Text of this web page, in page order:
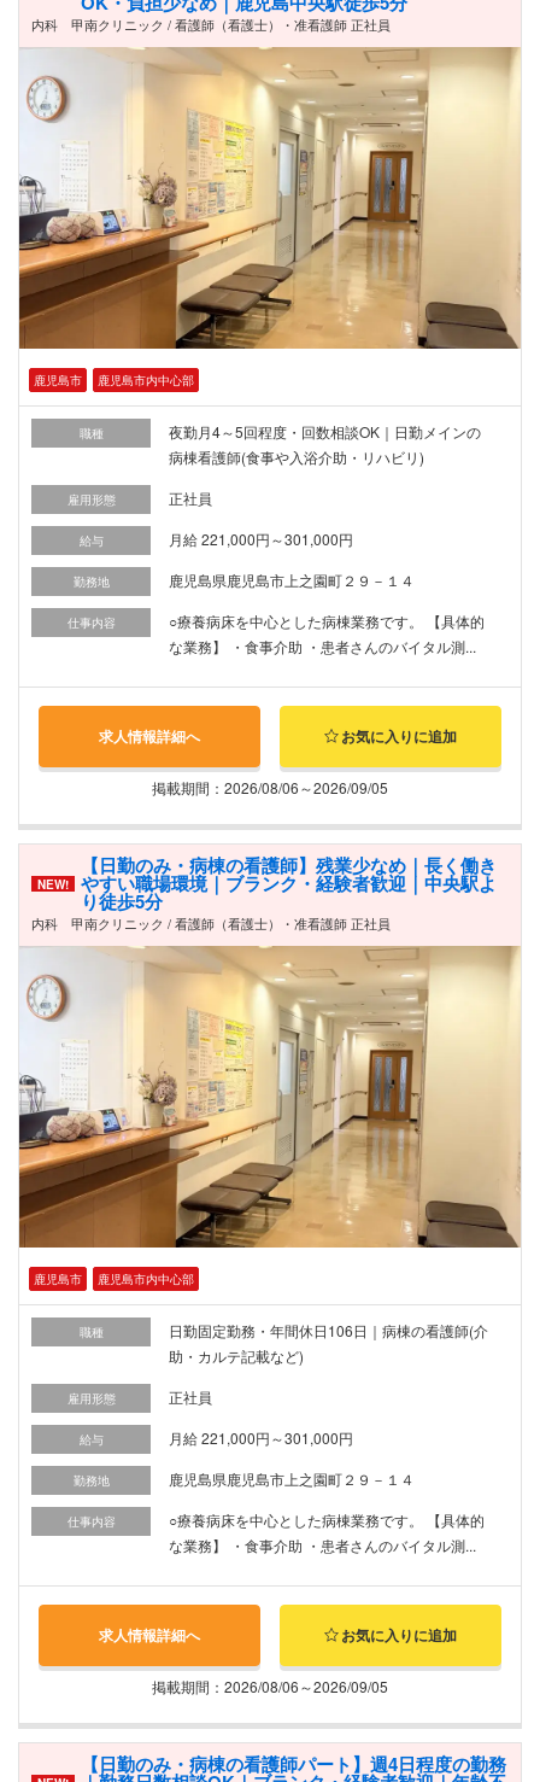
内科 甲南クリニック / 看護師（看護士）・准看護師 正社員
鹿児島市 鹿児島市内中心部
職種
夜勤月4～5回程度・回数相談OK｜日勤メインの
病棟看護師(食事や入浴介助・リハビリ)
雇用形態 正社員
給与 月給 221,000円～301,000円
勤務地 鹿児島県鹿児島市上之園町２９－１４
仕事内容
○療養病床を中心とした病棟業務です。 【具体的
な業務】 ・食事介助 ・患者さんのバイタル測...
求人情報詳細へ お気に入りに追加
掲載期間：2026/08/06～2026/09/05
NEW!
【日勤のみ・病棟の看護師】残業少なめ｜長く働き
やすい職場環境｜ブランク・経験者歓迎｜中央駅よ
り徒歩5分
内科 甲南クリニック / 看護師（看護士）・准看護師 正社員
鹿児島市 鹿児島市内中心部
職種
日勤固定勤務・年間休日106日｜病棟の看護師(介
助・カルテ記載など)
雇用形態 正社員
給与 月給 221,000円～301,000円
勤務地 鹿児島県鹿児島市上之園町２９－１４
仕事内容
○療養病床を中心とした病棟業務です。 【具体的
な業務】 ・食事介助 ・患者さんのバイタル測...
求人情報詳細へ お気に入りに追加
掲載期間：2026/08/06～2026/09/05
【日勤のみ・病棟の看護師パート】週4日程度の勤務